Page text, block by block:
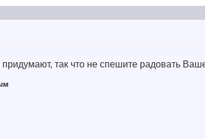
так что не спешите радовать